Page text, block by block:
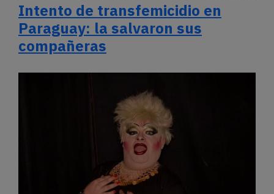
Intento de transfemicidio en
Paraguay: la salvaron sus
compañeras